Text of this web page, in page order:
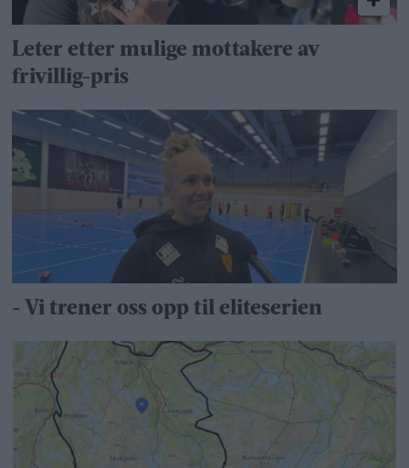
Leter etter mulige mottakere av
frivillig-pris
- Vi trener oss opp til eliteserien